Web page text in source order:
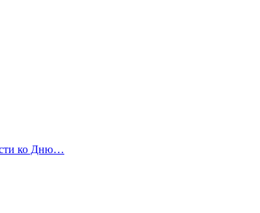
ко Дню…